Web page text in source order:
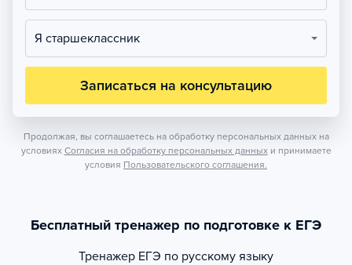
Я старшеклассник
Записаться на консультацию
Продолжая, вы соглашаетесь на обработку персональных данных на
условиях Согласия на обработку персональных данных и принимаете
условия Пользовательского соглашения.
Бесплатный тренажер по подготовке к ЕГЭ
Тренажер ЕГЭ по русскому языку